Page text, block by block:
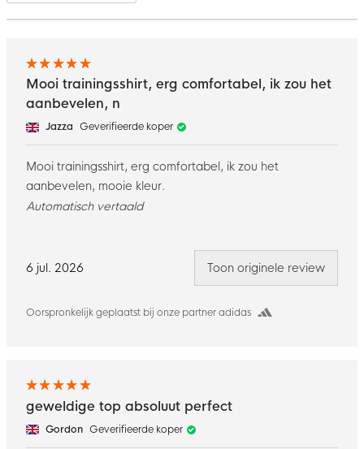
6 jul. 2026
Oorspronkelijk geplaatst bij onze partner adidas
Mooi trainingsshirt, erg comfortabel, ik zou het
aanbevelen, n
Jazza Geverifieerde koper
Mooi trainingsshirt, erg comfortabel, ik zou het
aanbevelen, mooie kleur.
Automatisch vertaald
Toon originele review
geweldige top absoluut perfect
Gordon Geverifieerde koper